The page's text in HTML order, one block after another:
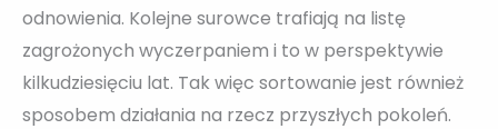
odnowienia. Kolejne surowce trafiają na listę
zagrożonych wyczerpaniem i to w perspektywie
kilkudziesięciu lat. Tak więc sortowanie jest również
sposobem działania na rzecz przyszłych pokoleń.